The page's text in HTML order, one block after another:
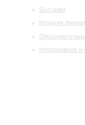
Выставки
Издания
Инклюзивные и